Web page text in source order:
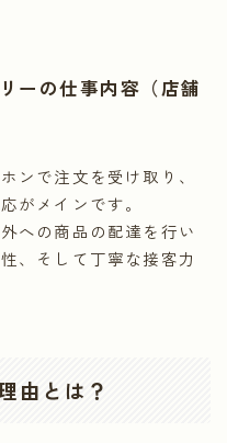
ーの仕事内容（店舗
ンで注文を受け取り、
がメインです。
への商品の配達を行い
、そして丁寧な接客力
由とは？